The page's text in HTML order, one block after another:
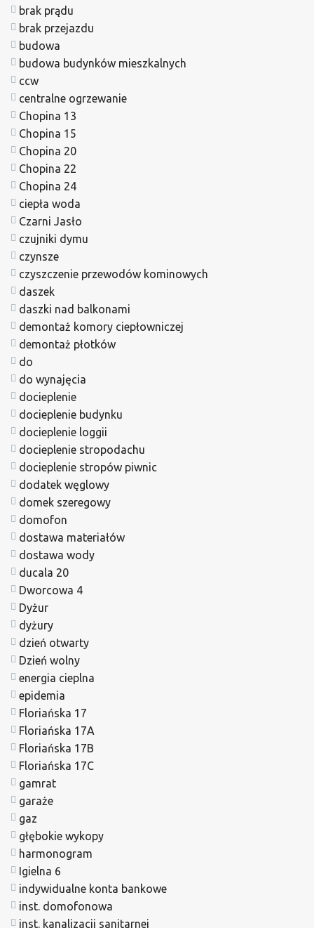
brak prądu
brak przejazdu
budowa
budowa budynków mieszkalnych
ccw
centralne ogrzewanie
Chopina 13
Chopina 15
Chopina 20
Chopina 22
Chopina 24
ciepła woda
Czarni Jasło
czujniki dymu
czynsze
czyszczenie przewodów kominowych
daszek
daszki nad balkonami
demontaż komory ciepłowniczej
demontaż płotków
do
do wynajęcia
docieplenie
docieplenie budynku
docieplenie loggii
docieplenie stropodachu
docieplenie stropów piwnic
dodatek węglowy
domek szeregowy
domofon
dostawa materiałów
dostawa wody
ducala 20
Dworcowa 4
Dyżur
dyżury
dzień otwarty
Dzień wolny
energia cieplna
epidemia
Floriańska 17
Floriańska 17A
Floriańska 17B
Floriańska 17C
gamrat
garaże
gaz
głębokie wykopy
harmonogram
Igielna 6
indywidualne konta bankowe
inst. domofonowa
inst. kanalizacji sanitarnej